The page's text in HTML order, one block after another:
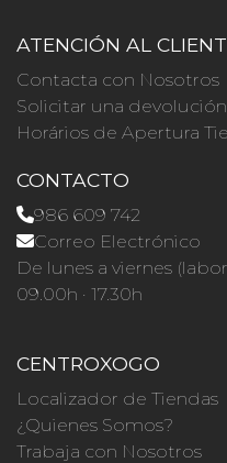
ATENCIÓN AL
Contacta con Nosotros
Solicitar una devolución
Horários de Apertura
CONTACTO
986 609 742
Correo Electrónico
De lunes a viernes
09.00h · 17.30h
CENTROXOGO
Localizador de Tiendas
¿Quienes Somos?
Trabaja con Nosotros